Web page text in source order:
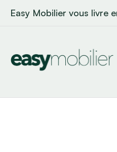
Easy Mobilier vous livre